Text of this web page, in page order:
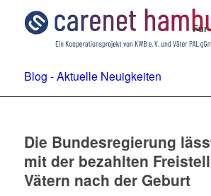
Für
Blog - Aktuelle Neuigkeiten
Die Bundesregierung
mit der bezahlten
Vätern nach der Geburt